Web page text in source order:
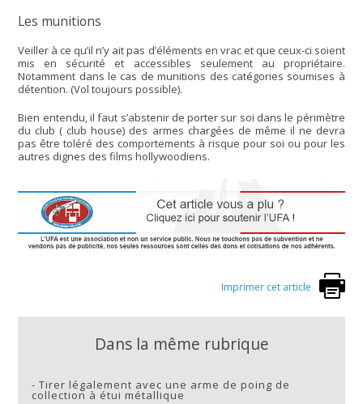
Les munitions
Veiller à ce qu’il n’y ait pas d’éléments en vrac et que ceux-ci soient
mis en sécurité et accessibles seulement au propriétaire.
Notamment dans le cas de munitions des catégories soumises à
détention. (Vol toujours possible).
Bien entendu, il faut s’abstenir de porter sur soi dans le périmètre
du club ( club house) des armes chargées de même il ne devra
pas être toléré des comportements à risque pour soi ou pour les
autres dignes des films hollywoodiens.
Imprimer cet article
Dans la même rubrique
-Tirer légalement avec une arme de poing de
collection à étui métallique